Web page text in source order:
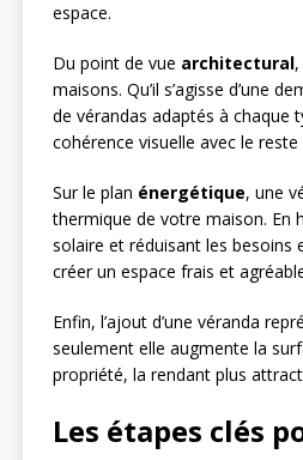
espace.
Du point de vue architectural
maisons. Qu’il s’agisse d’une
de vérandas adaptés à chaque
cohérence visuelle avec le
Sur le plan énergétique, une
thermique de votre maison. En
solaire et réduisant les besoins
créer un espace frais et
Enfin, l’ajout d’une véranda
seulement elle augmente la
propriété, la rendant plus
Les étapes clés